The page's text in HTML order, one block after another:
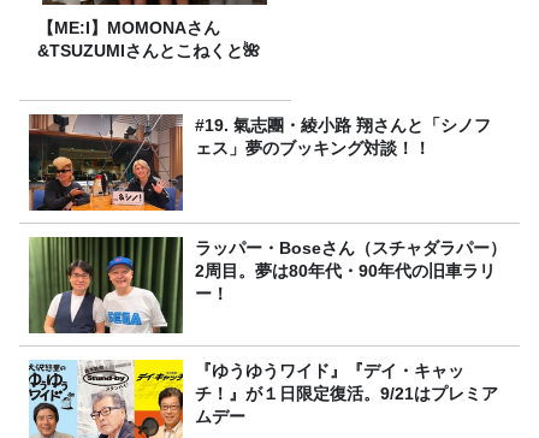
【ME:I】MOMONAさん
&TSUZUMIさんとこねくと🌺
#19. 氣志團・綾小路 翔さんと「シノフ
ェス」夢のブッキング対談！！
ラッパー・Boseさん（スチャダラパー）
2周目。夢は80年代・90年代の旧車ラリ
ー！
『ゆうゆうワイド』『デイ・キャッ
チ！』が１日限定復活。9/21はプレミア
ムデー